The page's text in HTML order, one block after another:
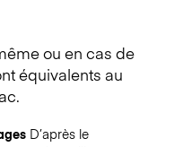
ou en cas de
équivalents au
D’après le